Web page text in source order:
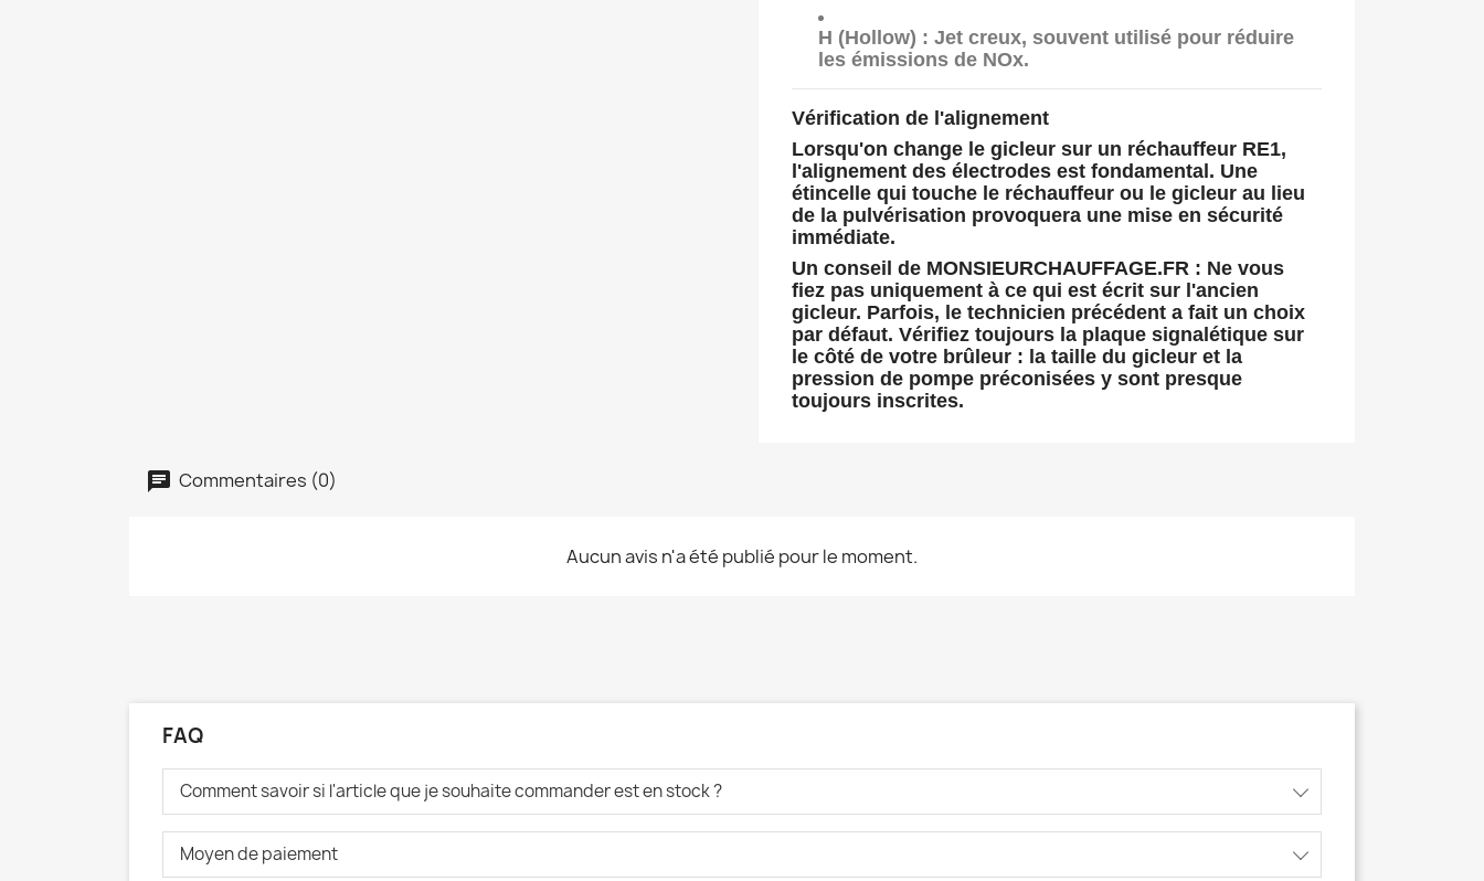
H (Hollow) : Jet creux, souvent utilisé pour réduire
les émissions de NOx.
Vérification de l'alignement
Lorsqu'on change le gicleur sur un réchauffeur RE1,
l'alignement des électrodes est fondamental. Une
étincelle qui touche le réchauffeur ou le gicleur au lieu
de la pulvérisation provoquera une mise en sécurité
immédiate.
Un conseil de MONSIEURCHAUFFAGE.FR : Ne vous
fiez pas uniquement à ce qui est écrit sur l'ancien
gicleur. Parfois, le technicien précédent a fait un choix
par défaut. Vérifiez toujours la plaque signalétique sur
le côté de votre brûleur : la taille du gicleur et la
pression de pompe préconisées y sont presque
toujours inscrites.
Commentaires (0)
Aucun avis n'a été publié pour le moment.
FAQ
Comment savoir si l'article que je souhaite commander est en stock ?
Moyen de paiement